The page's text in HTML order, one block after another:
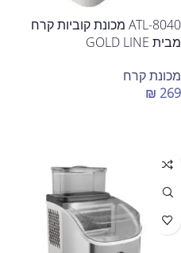
ATL-8040 מכונת קוביות קרח
מבית GOLD LINE
מכונת קרח
₪ 269